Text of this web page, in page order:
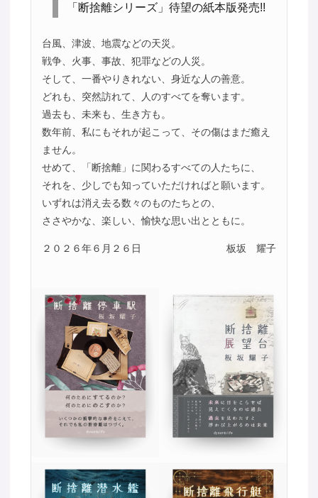
「断捨離シリーズ」待望の紙本版発売!!
台風、津波、地震などの天災。
戦争、火事、事故、犯罪などの人災。
そして、一番やりきれない、身近な人の善意。
どれも、突然訪れて、人のすべてを奪います。
過去も、未来も、生き方も。
数年前、私にもそれが起こって、その傷はまだ癒え
ません。
せめて、「断捨離」に関わるすべての人たちに、
それを、少しでも知っていただければと願います。
いずれは消え去る数々のものたちとの、
ささやかな、楽しい、愉快な思い出とともに。
２０２６年６月２６日 板坂 耀子